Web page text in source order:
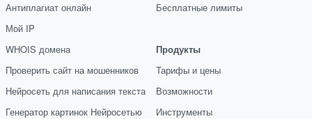
Антиплагиат онлайн
Мой IP
WHOIS домена
Проверить сайт на мошенников
Нейросеть для написания текста
Генератор картинок Нейросетью
Бесплатные лимиты
Продукты
Тарифы и цены
Возможности
Инструменты